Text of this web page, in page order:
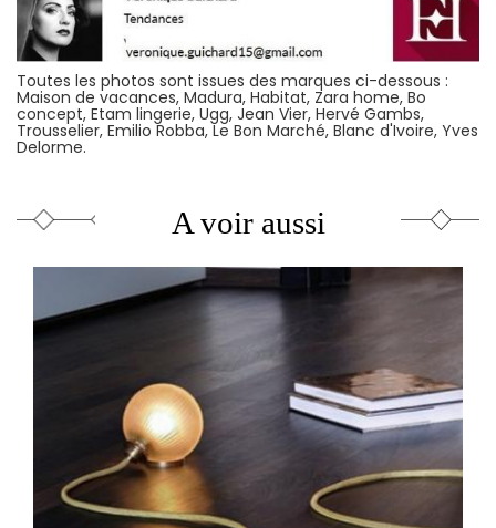
Toutes les photos sont issues des marques ci-dessous :
Maison de vacances, Madura, Habitat, Zara home, Bo
concept, Etam lingerie, Ugg, Jean Vier, Hervé Gambs,
Trousselier, Emilio Robba, Le Bon Marché, Blanc d'Ivoire, Yves
Delorme.
A voir aussi